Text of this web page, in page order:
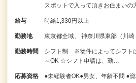
スポットで入って頂きお住まいの
給与 時給1,330円以上
勤務地 東京都全域、 神奈川県東部（川崎
勤務時間
シフト制 ※物件によってシフト
～OK ☆シフト申請は、勤…
応募資格 ●未経験者OK●男女、年齢不問 ●